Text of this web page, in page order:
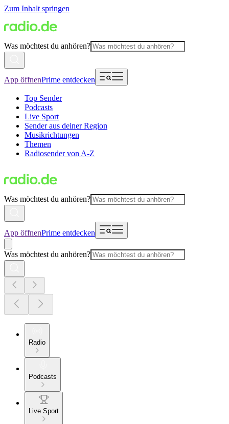
Zum Inhalt springen
Was möchtest du anhören?
App öffnenPrime entdecken
Top Sender
Podcasts
Live Sport
Sender aus deiner Region
Musikrichtungen
Themen
Radiosender von A-Z
Was möchtest du anhören?
App öffnenPrime entdecken
Was möchtest du anhören?
Radio
Podcasts
Live Sport